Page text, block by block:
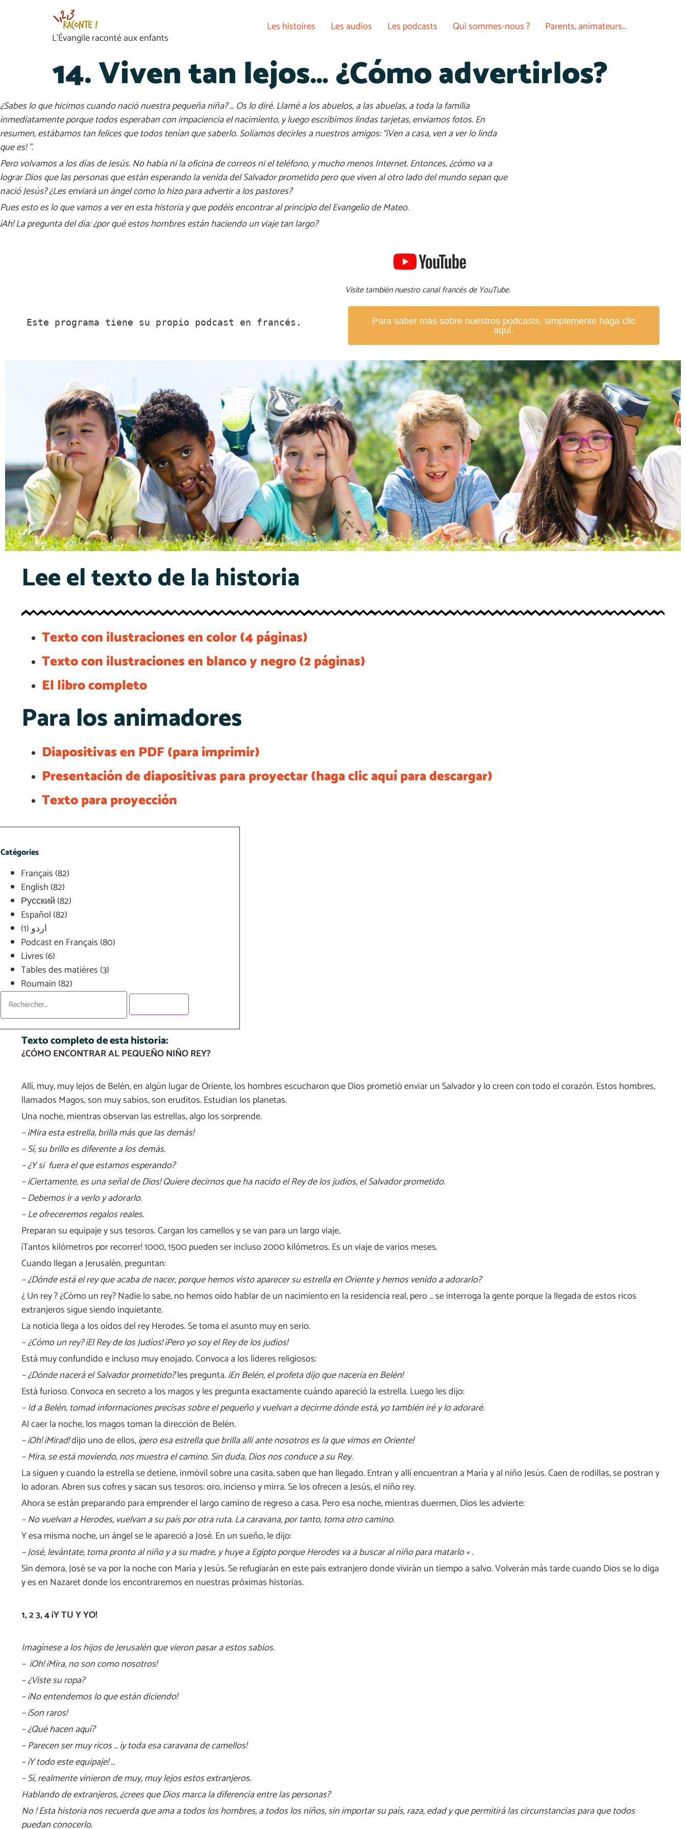
L’Évangile raconté aux enfants
Les histoires Les audios Les podcasts Qui sommes-nous ? Parents, animateurs…
14. Viven tan lejos… ¿Cómo advertirlos?
¿Sabes lo que hicimos cuando nació nuestra pequeña niña? … Os lo diré. Llamé a los abuelos, a las abuelas, a toda la familia
inmediatamente porque todos esperaban con impaciencia el nacimiento, y luego escribimos lindas tarjetas, enviamos fotos. En
resumen, estábamos tan felices que todos tenían que saberlo. Solíamos decirles a nuestros amigos: “¡Ven a casa, ven a ver lo linda
que es! ”.
Pero volvamos a los días de Jesús. No había ni la oficina de correos ni el teléfono, y mucho menos Internet. Entonces, ¿cómo va a
lograr Dios que las personas que están esperando la venida del Salvador prometido pero que viven al otro lado del mundo sepan que
nació Jesús? ¿Les enviará un ángel como lo hizo para advertir a los pastores?
Pues esto es lo que vamos a ver en esta historia y que podéis encontrar al principio del Evangelio de Mateo.
¡Ah! La pregunta del día: ¿por qué estos hombres están haciendo un viaje tan largo?
Visite también nuestro canal francés de YouTube.
Este programa tiene su propio podcast en francés.
Para saber más sobre nuestros podcasts, simplemente haga clic
aquí.
Lee el texto de la historia
Texto con ilustraciones en color (4 páginas)
Texto con ilustraciones en blanco y negro (2 páginas)
El libro completo
Para los animadores
Diapositivas en PDF (para imprimir)
Presentación de diapositivas para proyectar (haga clic aquí para descargar)
Texto para proyección
Catégories
Français (82)
English (82)
Русский (82)
Español (82)
اردو(1)
Podcast en Français (80)
Livres (6)
Tables des matières (3)
Roumain (82)
Texto completo de esta historia:​
¿CÓMO ENCONTRAR AL PEQUEÑO NIÑO REY?
Allí, muy, muy lejos de Belén, en algún lugar de Oriente, los hombres escucharon que Dios prometió enviar un Salvador y lo creen con todo el corazón. Estos hombres,
llamados Magos, son muy sabios, son eruditos. Estudian los planetas.
Una noche, mientras observan las estrellas, algo los sorprende.
– ¡Mira esta estrella, brilla más que las demás!
– Sí, su brillo es diferente a los demás.
– ¿Y si fuera el que estamos esperando?
– ¡Ciertamente, es una señal de Dios! Quiere decirnos que ha nacido el Rey de los judíos, el Salvador prometido.
– Debemos ir a verlo y adorarlo.
– Le ofreceremos regalos reales.
Preparan su equipaje y sus tesoros. Cargan los camellos y se van para un largo viaje.
¡Tantos kilómetros por recorrer! 1000, 1500 pueden ser incluso 2000 kilómetros. Es un viaje de varios meses.
Cuando llegan a Jerusalén, preguntan:
– ¿Dónde está el rey que acaba de nacer, porque hemos visto aparecer su estrella en Oriente y hemos venido a adorarlo?
¿ Un rey ? ¿Cómo un rey? Nadie lo sabe, no hemos oído hablar de un nacimiento en la residencia real, pero … se interroga la gente porque la llegada de estos ricos
extranjeros sigue siendo inquietante.
La noticia llega a los oídos del rey Herodes. Se toma el asunto muy en serio.
– ¿Cómo un rey? ¡El Rey de los Judíos! ¡Pero yo soy el Rey de los judíos!
Está muy confundido e incluso muy enojado. Convoca a los líderes religiosos:
– ¿Dónde nacerá el Salvador prometido?les pregunta.¡En Belén, el profeta dijo que nacería en Belén!
Está furioso. Convoca en secreto a los magos y les pregunta exactamente cuándo apareció la estrella. Luego les dijo:
– Id a Belén, tomad informaciones precisas sobre el pequeño y vuelvan a decirme dónde está, yo también iré y lo adoraré.
Al caer la noche, los magos toman la dirección de Belén.
– ¡Oh! ¡Mirad!dijo uno de ellos,¡pero esa estrella que brilla allí ante nosotros es la que vimos en Oriente!
– Mira, se está moviendo, nos muestra el camino. Sin duda, Dios nos conduce a su Rey.
La siguen y cuando la estrella se detiene, inmóvil sobre una casita, saben que han llegado. Entran y allí encuentran a María y al niño Jesús. Caen de rodillas, se postran y
lo adoran. Abren sus cofres y sacan sus tesoros: oro, incienso y mirra. Se los ofrecen a Jesús, el niño rey.
Ahora se están preparando para emprender el largo camino de regreso a casa. Pero esa noche, mientras duermen, Dios les advierte:
– No vuelvan a Herodes, vuelvan a su país por otra ruta. La caravana, por tanto, toma otro camino.
Y esa misma noche, un ángel se le apareció a José. En un sueño, le dijo:
– José, levántate, toma pronto al niño y a su madre, y huye a Egipto porque Herodes va a buscar al niño para matarlo « .
Sin demora, José se va por la noche con María y Jesús. Se refugiarán en este país extranjero donde vivirán un tiempo a salvo. Volverán más tarde cuando Dios se lo diga
y es en Nazaret donde los encontraremos en nuestras próximas historias.
1, 2 3, 4 ¡Y TU Y YO!
Imagínese a los hijos de Jerusalén que vieron pasar a estos sabios.
– ¡Oh! ¡Mira, no son como nosotros!
– ¿Viste su ropa?
– ¡No entendemos lo que están diciendo!
– ¡Son raros!
– ¿Qué hacen aquí?
– Parecen ser muy ricos … ¡y toda esa caravana de camellos!
– ¡Y todo este equipaje! …
– Sí, realmente vinieron de muy, muy lejos estos extranjeros.
Hablando de extranjeros, ¿crees que Dios marca la diferencia entre las personas?
No ! Esta historia nos recuerda que ama a todos los hombres, a todos los niños, sin importar su país, raza, edad y que permitirá las circunstancias para que todos
puedan conocerlo.